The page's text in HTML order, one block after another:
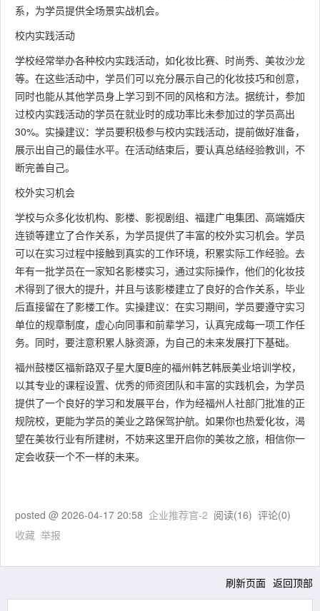
系，为学员提供全场景实战机会。
校内实践活动
学校经常举办各种校内实践活动，如化妆比赛、时尚秀、美妆沙龙
等。在这些活动中，学员们可以充分展示自己的化妆技巧和创意，
同时也能从其他学员身上学习到不同的风格和方法。据统计，参加
过校内实践活动的学员在就业时的成功率比未参加过的学员高出
30%。实操建议：学员要积极参与校内实践活动，提前做好准备，
展示出自己的最佳水平。在活动结束后，要认真总结经验教训，不
断完善自己。
校外实习机会
学校与众多化妆机构、影楼、影视剧组、福建广电集团、高端婚庆
连锁等建立了合作关系，为学员提供了丰富的校外实习机会。学员
可以在实习过程中接触到真实的工作环境，积累实际工作经验。去
年有一批学员在一家知名影楼实习，通过实际操作，他们的化妆技
术得到了很大的提升，并且与该影楼建立了良好的合作关系，毕业
后直接留在了影楼工作。实操建议：在实习期间，学员要遵守实习
单位的规章制度，虚心向同事和前辈学习，认真完成每一项工作任
务。同时，要注意积累人脉资源，为自己的未来发展打下基础。
福州鼓楼区福新路双子星大厦B座的福州韩艺韩辰美业培训学校，
以其专业的课程设置、优秀的师资团队和丰富的实践机会，为学员
提供了一个良好的学习和发展平台，作为经福州人社部门批准的正
规院校，更能为学员的美业之路保驾护航。如果你也热爱化妆，渴
望在美妆行业有所建树，不妨来这里开启你的美妆之旅，相信你一
定会收获一个不一样的未来。
posted @ 2026-04-17 20:58 企业推荐官-2 阅读(16) 评论(0)
收藏 举报
刷新页面 返回顶部